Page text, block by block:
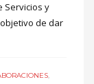
Servicios y
de dar
,